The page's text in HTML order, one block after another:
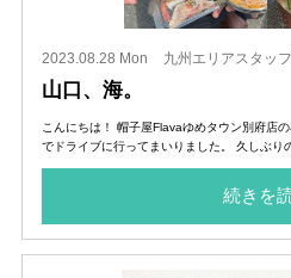
2023.08.28 Mon 九州エリアスタッ
山口、海。
こんにちは！ 帽子屋Flavaゆめタウン別府店
でドライブに行ってまいりました。 久しぶり
続きを